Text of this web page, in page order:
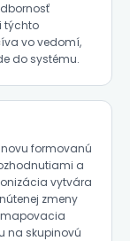
týchto
vo vedomí,
do systému.
formovanú
a
vytvára
zmeny
na skupinovú